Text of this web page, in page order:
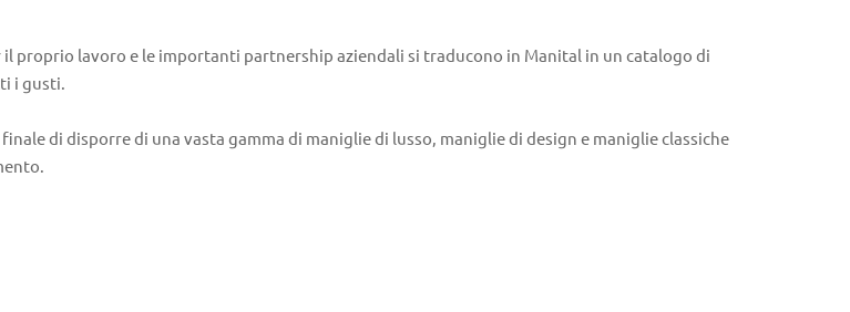
proprio lavoro e le importanti partnership aziendali si traducono in Manital in un catalogo di
i gusti.
di disporre di una vasta gamma di maniglie di lusso, maniglie di design e maniglie classiche